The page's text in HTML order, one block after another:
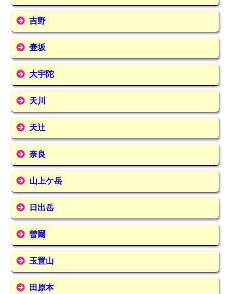
吉野
壷坂
大宇陀
天川
天辻
奈良
山上ケ岳
日出岳
曽爾
玉置山
田原本